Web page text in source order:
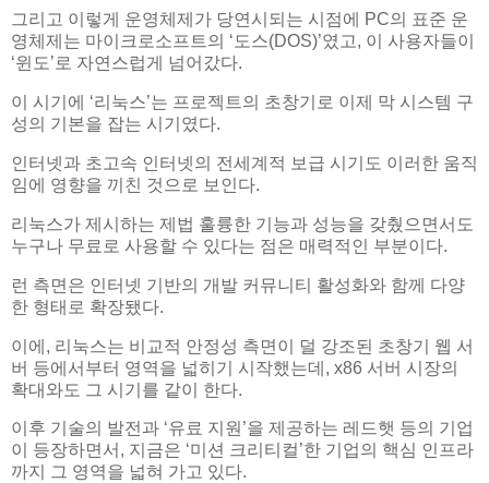
그리고 이렇게 운영체제가 당연시되는 시점에 PC의 표준 운
영체제는 마이크로소프트의 ‘도스(DOS)’였고, 이 사용자들이
‘윈도’로 자연스럽게 넘어갔다.
이 시기에 ‘리눅스’는 프로젝트의 초창기로 이제 막 시스템 구
성의 기본을 잡는 시기였다.
인터넷과 초고속 인터넷의 전세계적 보급 시기도 이러한 움직
임에 영향을 끼친 것으로 보인다.
리눅스가 제시하는 제법 훌륭한 기능과 성능을 갖췄으면서도
누구나 무료로 사용할 수 있다는 점은 매력적인 부분이다.
런 측면은 인터넷 기반의 개발 커뮤니티 활성화와 함께 다양
한 형태로 확장됐다.
이에, 리눅스는 비교적 안정성 측면이 덜 강조된 초창기 웹 서
버 등에서부터 영역을 넓히기 시작했는데, x86 서버 시장의
확대와도 그 시기를 같이 한다.
이후 기술의 발전과 ‘유료 지원’을 제공하는 레드햇 등의 기업
이 등장하면서, 지금은 ‘미션 크리티컬’한 기업의 핵심 인프라
까지 그 영역을 넓혀 가고 있다.